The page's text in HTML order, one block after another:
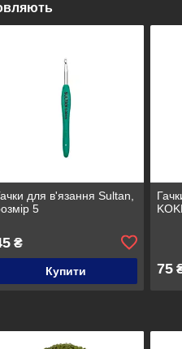
для в'язання Sultan,
5
₴
Купити 75